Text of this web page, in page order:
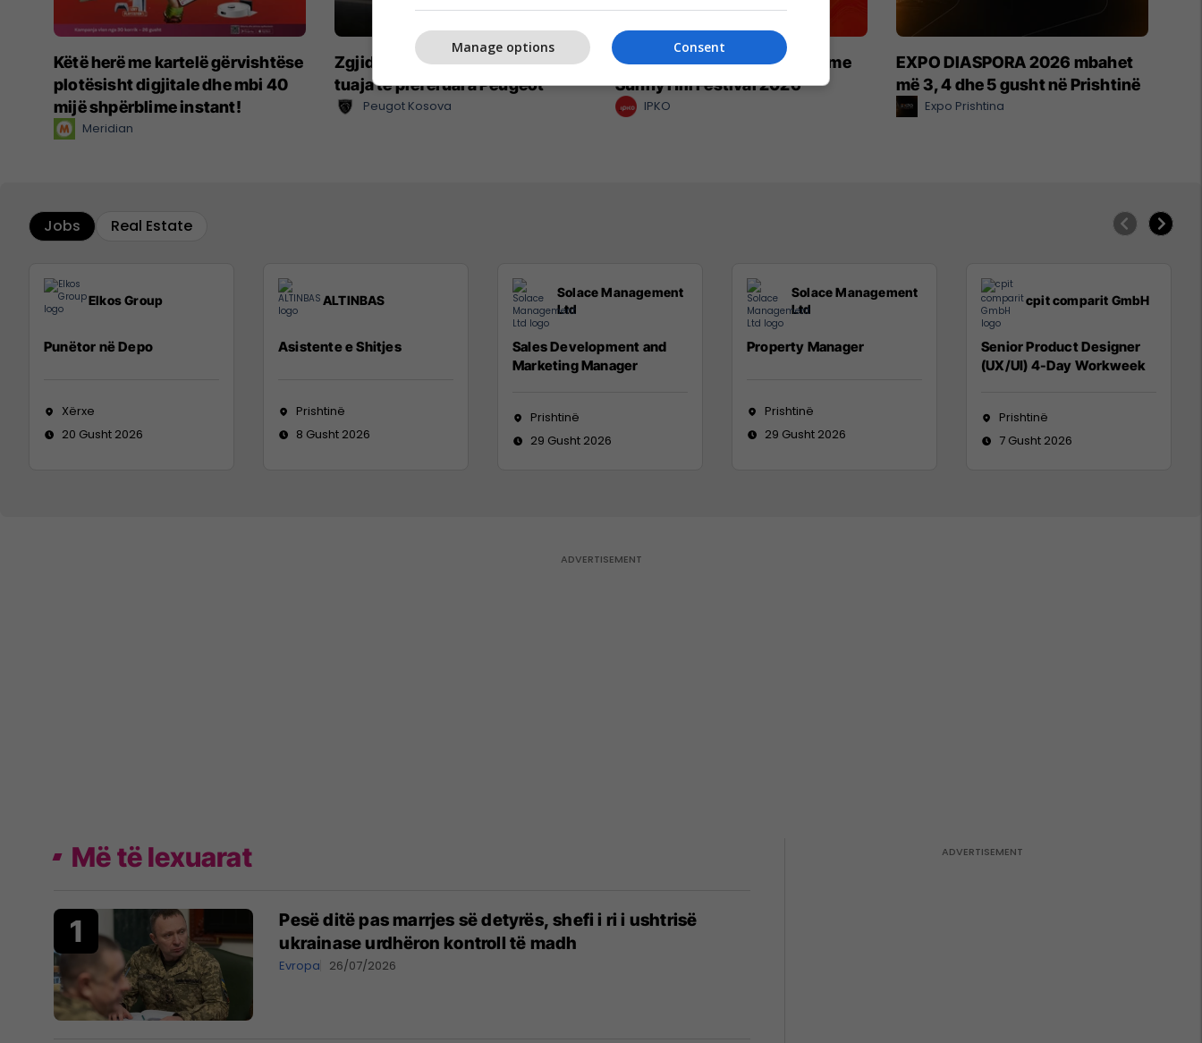
Këtë herë me kartelë gërvishtëse
plotësisht digjitale dhe mbi 40
mijë shpërblime instant!
Meridian
Zgjidhni një nga katër modelet
tuaja të preferuara Peugeot
Peugot Kosova
IPKO vazhdon partneritetin me
Sunny Hill Festival 2026
IPKO
EXPO DIASPORA 2026 mbahet
më 3, 4 dhe 5 gusht në Prishtinë
Expo Prishtina
Jobs Real Estate
Elkos Group
Punëtor në Depo
Xërxe
20 Gusht 2026
ALTINBAS
Asistente e Shitjes
Prishtinë
8 Gusht 2026
Solace Management
Ltd
Sales Development and
Marketing Manager
Prishtinë
29 Gusht 2026
Solace Management
Ltd
Property Manager
Prishtinë
29 Gusht 2026
cpit comparit GmbH
Senior Product Designer
(UX/UI) 4-Day Workweek
Prishtinë
7 Gusht 2026
Më të lexuarat
Pesë ditë pas marrjes së detyrës, shefi i ri i ushtrisë
ukrainase urdhëron kontroll të madh
Evropa 26/07/2026
Consent
Manage options